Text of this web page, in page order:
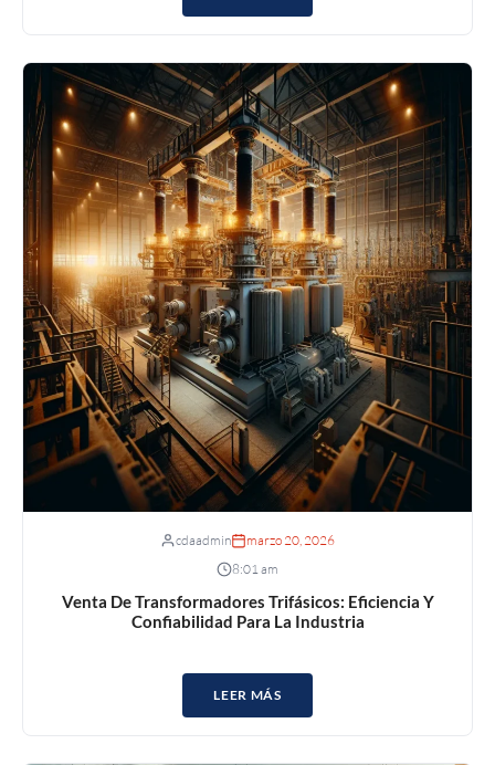
cdaadmin
marzo 20, 2026
8:01 am
Venta De Transformadores Trifásicos: Eficiencia Y
Confiabilidad Para La Industria
LEER MÁS